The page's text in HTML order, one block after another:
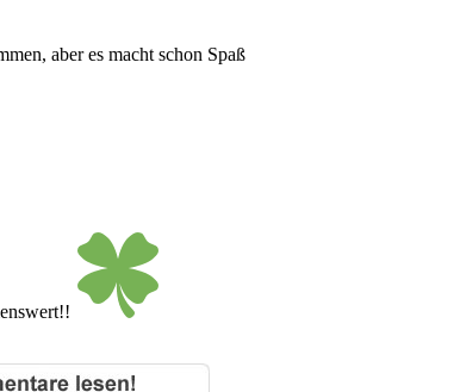
aber es macht schon Spaß